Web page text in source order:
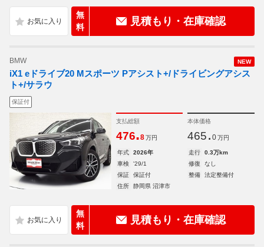
無
料
見積もり・在庫確認
NEW
BMW
iX1 eドライブ20 Mスポーツ Pアシスト+/ドライビングアシス
ト+/サラウ
保証付
支払総額
476.8 万円
本体価格
465. 0 万円
年式 2026年 走行
0.3万km
車検
'29/1 修復
なし
保証
保証付 整備
法定整備付
住所
静岡県 沼津市
無
料
見積もり・在庫確認